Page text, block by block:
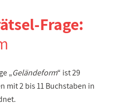
Frage:
„Geländeform“ ist 29
mit 2 bis 11 Buchstaben in